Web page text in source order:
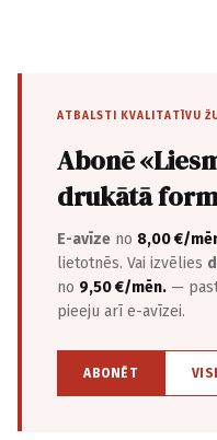
ATBALSTI KVALITATĪVU
Abonē
drukātā
E-avīze no 8,00 €/
lietotnēs. Vai izvēlies
no 9,50 €/mēn. —
pieeju arī e-avīzei.
ABONĒT